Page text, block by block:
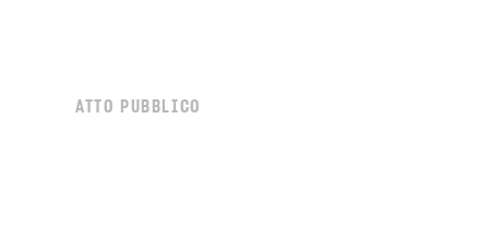
ATTO PUBBLICO